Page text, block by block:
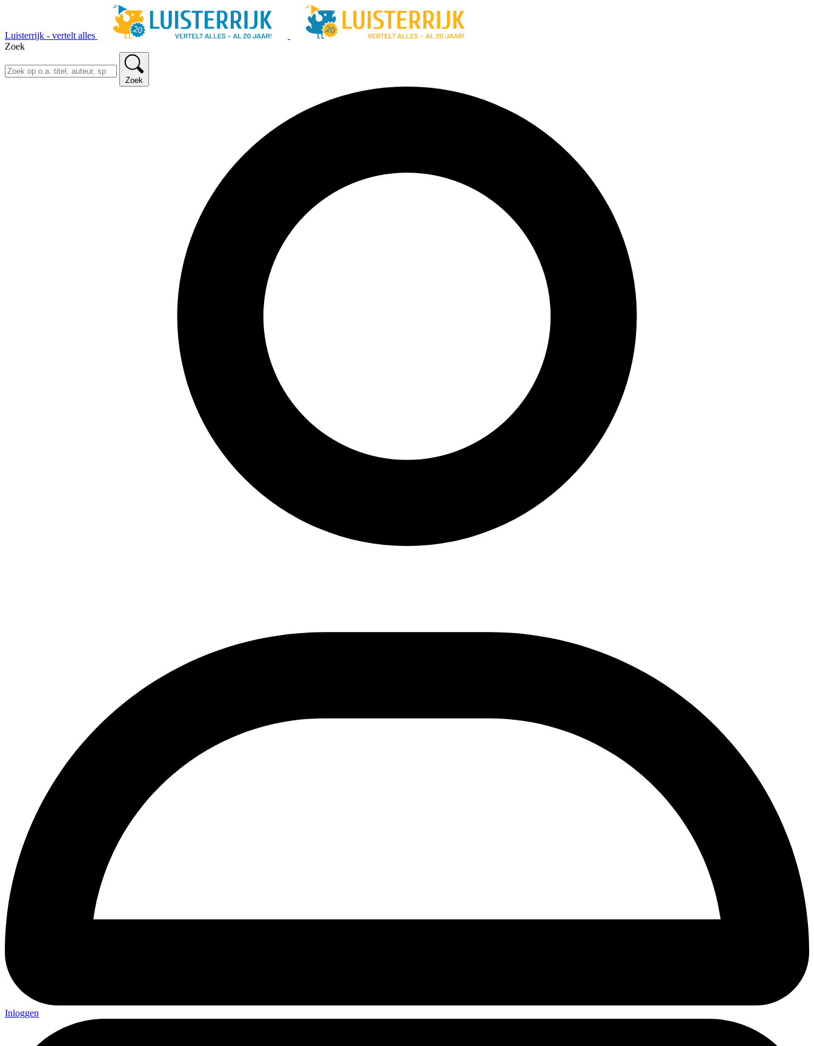
Luisterrijk - vertelt alles
Zoek
Zoek
Inloggen